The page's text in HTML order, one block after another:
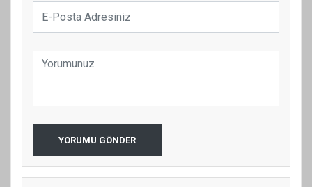
YORUMU GÖNDER